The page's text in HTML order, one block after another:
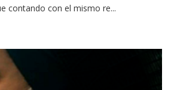
contando con el mismo re...